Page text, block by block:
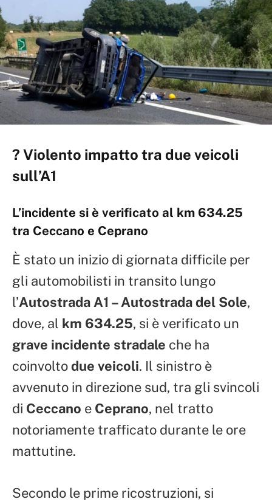
? Violento impatto tra due veicoli
sull’A1
L’incidente si è verificato al km 634.25
tra Ceccano e Ceprano
È stato un inizio di giornata difficile per
gli automobilisti in transito lungo
l’Autostrada A1 – Autostrada del Sole,
dove, al km 634.25, si è verificato un
grave incidente stradale che ha
coinvoltodue veicoli. Il sinistro è
avvenuto in direzione sud, tra gli svincoli
di Ceccano e Ceprano, nel tratto
notoriamente trafficato durante le ore
mattutine.
Secondo le prime ricostruzioni, si